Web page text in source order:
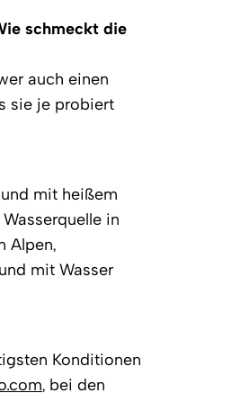
schmeckt die
auch einen
sie je probiert
mit heißem
in
Alpen,
mit Wasser
Konditionen
, bei den